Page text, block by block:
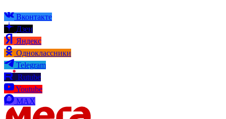
Вконтакте
Дзен
Яндекс
Одноклассники
Telegram
Rutube
Youtube
MAX